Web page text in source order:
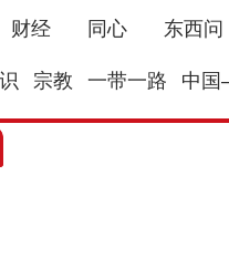
财经 同心 东西问
宗教 一带一路 中国